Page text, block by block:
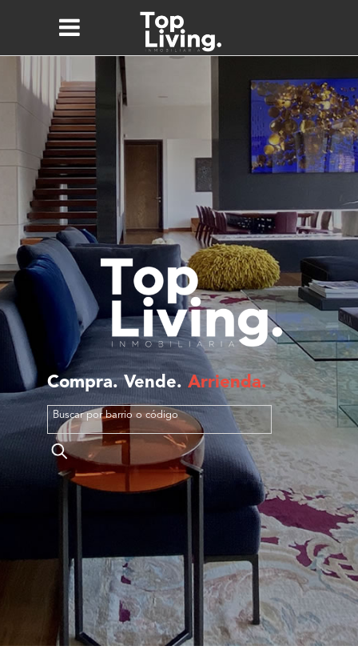
Compra.Vende. Arrienda.